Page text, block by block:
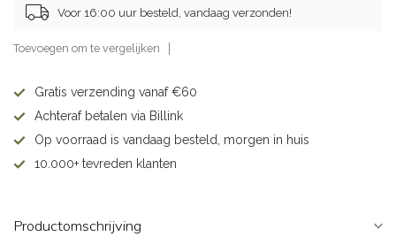
Voor 16:00 uur besteld, vandaag verzonden!
Toevoegen om te vergelijken
Gratis verzending vanaf €60
Achteraf betalen via Billink
Op voorraad is vandaag besteld, morgen in huis
10.000+ tevreden klanten
Productomschrijving